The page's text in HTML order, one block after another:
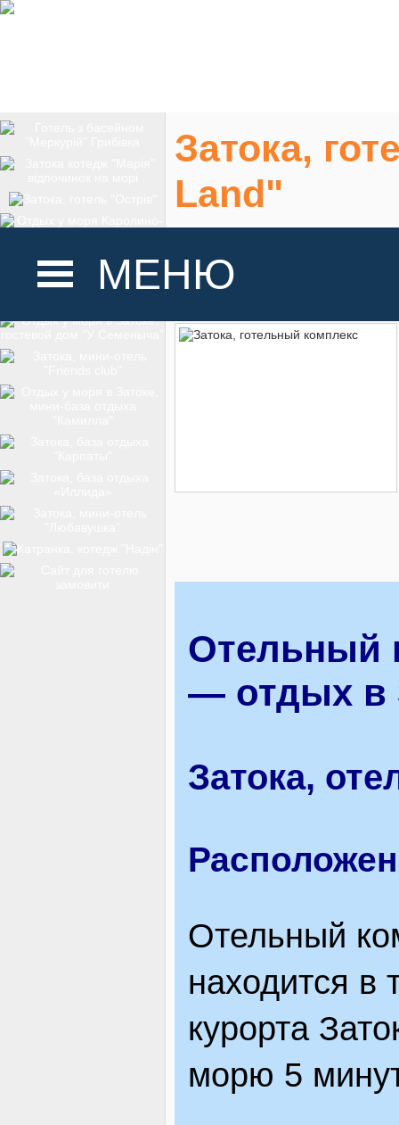
МЕНЮ
ТРАНСФЕР
Затока,
Land"
На карте
Отельный
— отдых в
Затока,
Отельный
находится в
курорта
морю 5